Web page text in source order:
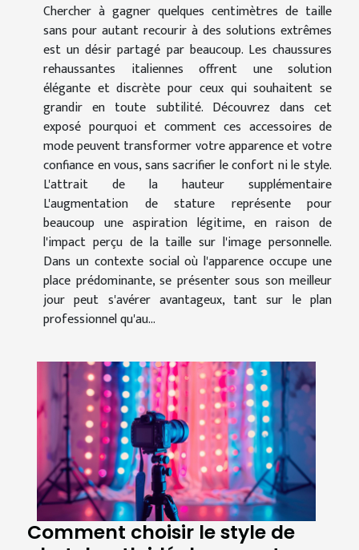
Chercher à gagner quelques centimètres de taille
sans pour autant recourir à des solutions extrêmes
est un désir partagé par beaucoup. Les chaussures
rehaussantes italiennes offrent une solution
élégante et discrète pour ceux qui souhaitent se
grandir en toute subtilité. Découvrez dans cet
exposé pourquoi et comment ces accessoires de
mode peuvent transformer votre apparence et votre
confiance en vous, sans sacrifier le confort ni le style.
L'attrait de la hauteur supplémentaire
L'augmentation de stature représente pour
beaucoup une aspiration légitime, en raison de
l'impact perçu de la taille sur l'image personnelle.
Dans un contexte social où l'apparence occupe une
place prédominante, se présenter sous son meilleur
jour peut s'avérer avantageux, tant sur le plan
professionnel qu'au...
Comment choisir le style de